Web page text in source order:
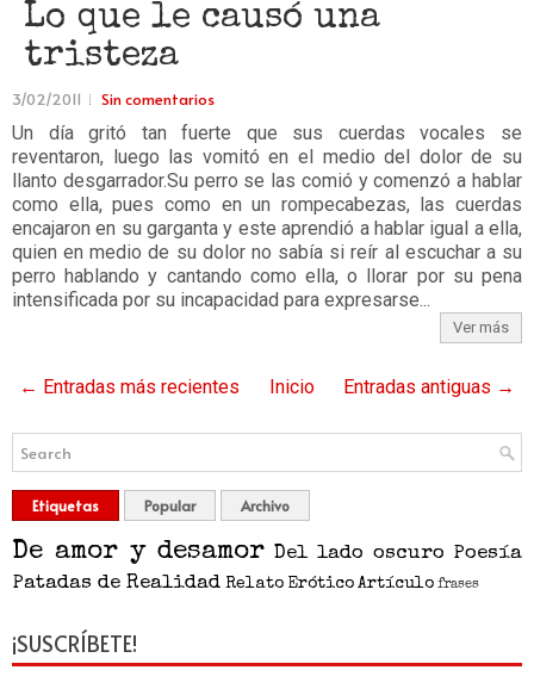
Lo que le causó una
tristeza
3/02/2011 Sin comentarios
Un día gritó tan fuerte que sus cuerdas vocales se
reventaron, luego las vomitó en el medio del dolor de su
llanto desgarrador.Su perro se las comió y comenzó a hablar
como ella, pues como en un rompecabezas, las cuerdas
encajaron en su garganta y este aprendió a hablar igual a ella,
quien en medio de su dolor no sabía si reír al escuchar a su
perro hablando y cantando como ella, o llorar por su pena
intensificada por su incapacidad para expresarse...
Ver más
← Entradas más recientes Entradas antiguas →
Inicio
Etiquetas Popular Archivo
De amor y desamor Del lado oscuro Poesía
Patadas de Realidad Relato Erótico Artículo frases
¡SUSCRÍBETE!